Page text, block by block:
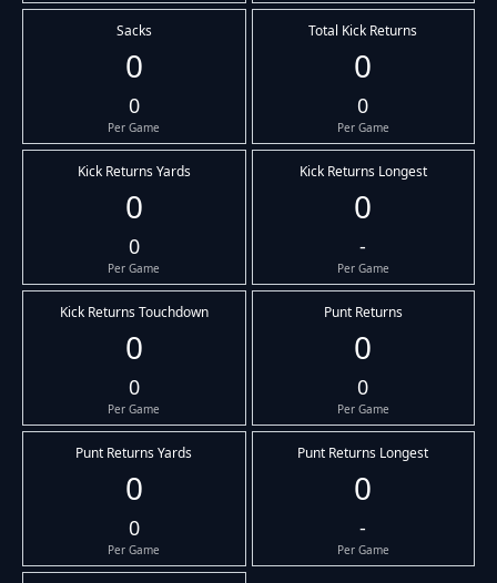
Sacks
0
0
Per Game
Total Kick Returns
0
0
Per Game
Kick Returns Yards
0
0
Per Game
Kick Returns Longest
0
-
Per Game
Kick Returns Touchdown
0
0
Per Game
Punt Returns
0
0
Per Game
Punt Returns Yards
0
0
Per Game
Punt Returns Longest
0
-
Per Game